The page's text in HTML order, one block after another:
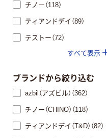
チノー（118）
ティアンドデイ（89）
テストー（72）
すべて表示
ブランドから絞り込む
azbil（アズビル）（362）
チノー（CHINO）（118）
ティアンドデイ（T&D）（82）